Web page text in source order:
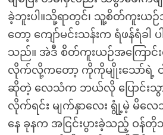
ခဲ့ဘူးပါ။သို့ရာတွင်၊ သူ့စိတ်ကူးယ
တော့ ကျော်မင်းသန်းက ရံဖန်ရံခ
သည်။ အဲဒီ စိတ်ကူးယဉ်အကြောင်း
လိုက်လို့ကတော့ ကိုကိုမျိုးသော်ရဲ့
ဆိုတဲ့ လေသံက ဘယ်လို ပြောင်းသွ
လိုက်ရင်း မျက်နှာလေး ရွုံ့မဲ့ မိလ
နေ ခုနက အငြင်းပွားခဲ့သည့် ဝန်